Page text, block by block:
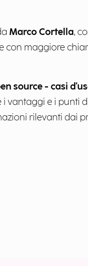
Marco Cortella,
maggiore
source - casi
vantaggi e i punti
rilevanti dai